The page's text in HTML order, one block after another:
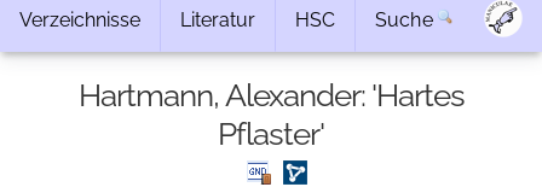
Verzeichnisse Literatur HSC Suche
Hartmann, Alexander: 'Hartes
Pflaster'